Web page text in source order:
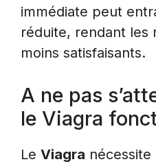
immédiate peut
réduite, rendant les
moins satisfaisants.
A ne pas
le Viagra
Le Viagra